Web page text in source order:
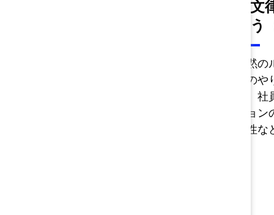
不文
合う
暗黙
事の
準、
ショ
軟性な